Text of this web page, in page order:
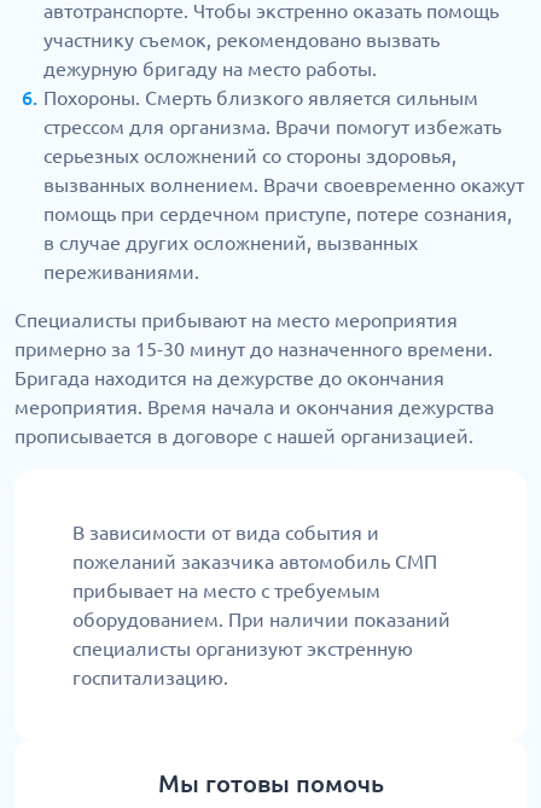
автотранспорте. Чтобы экстренно оказать помощь
участнику съемок, рекомендовано вызвать
дежурную бригаду на место работы.
Похороны. Смерть близкого является сильным
стрессом для организма. Врачи помогут избежать
серьезных осложнений со стороны здоровья,
вызванных волнением. Врачи своевременно окажут
помощь при сердечном приступе, потере сознания,
в случае других осложнений, вызванных
переживаниями.
Специалисты прибывают на место мероприятия
примерно за 15-30 минут до назначенного времени.
Бригада находится на дежурстве до окончания
мероприятия. Время начала и окончания дежурства
прописывается в договоре с нашей организацией.
В зависимости от вида события и
пожеланий заказчика автомобиль СМП
прибывает на место с требуемым
оборудованием. При наличии показаний
специалисты организуют экстренную
госпитализацию.
Мы готовы помочь